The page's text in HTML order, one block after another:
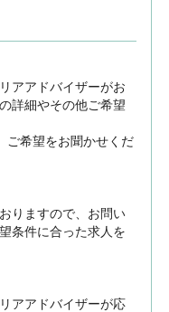
アアドバイザーがお
詳細やその他ご希望
希望をお聞かせくだ
りますので、お問い
条件に合った求人を
アアドバイザーが応